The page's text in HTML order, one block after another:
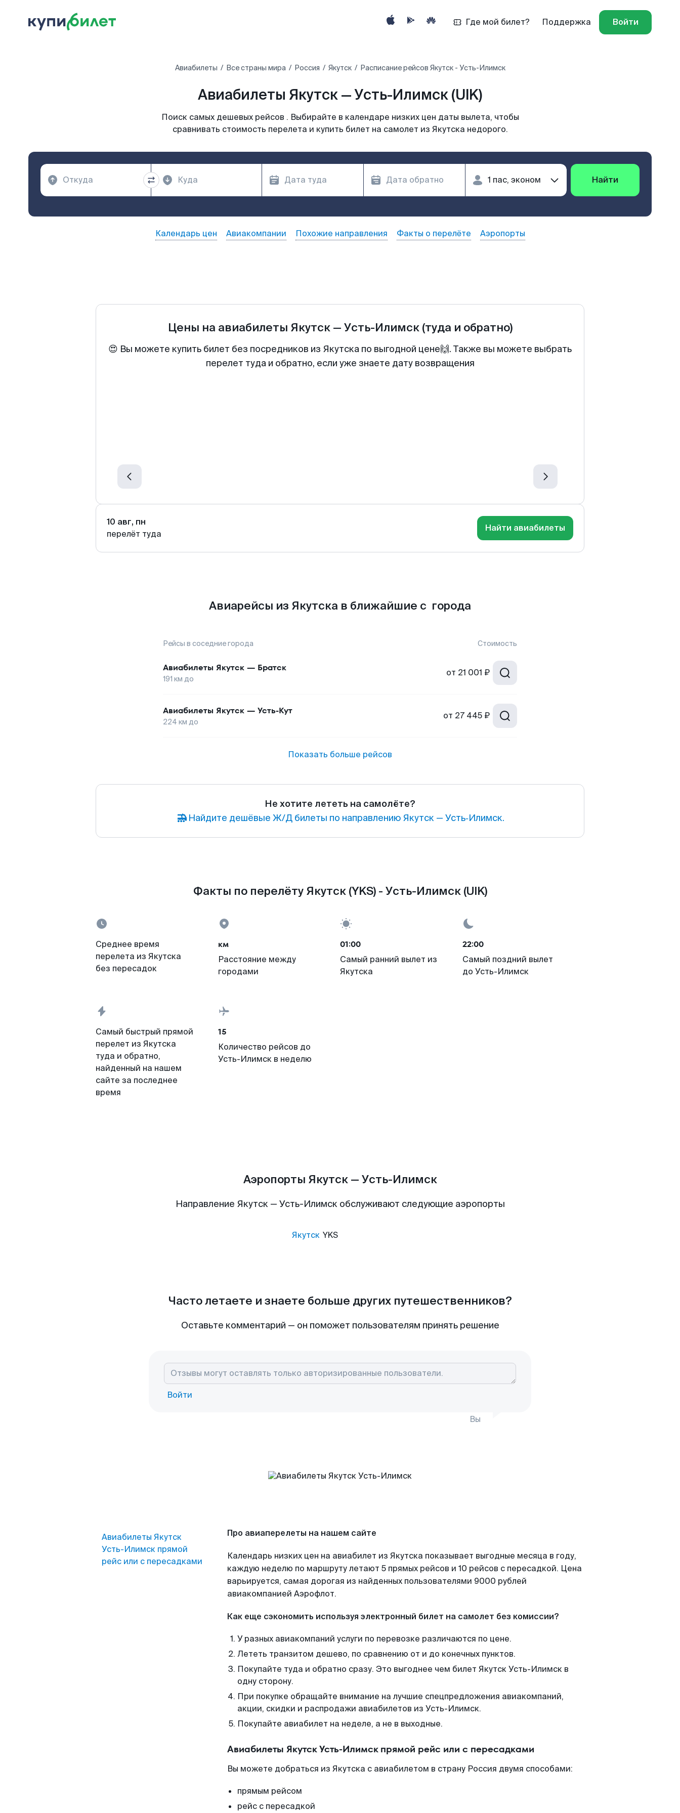
Где мой билет? Поддержка Войти
Авиабилеты Все страны мира Россия Якутск Расписание рейсов Якутск - Усть-Илимск
Авиабилеты Якутск — Усть-Илимск (UIK)
Поиск самых дешевых рейсов . Выбирайте в календаре низких цен даты вылета, чтобы
сравнивать стоимость перелета и купить билет на самолет из Якутска недорого.
Найти
Календарь цен Авиакомпании Похожие направления Факты о перелёте Аэропорты
Цены на авиабилеты Якутск— Усть-Илимск (туда и обратно)
😍 Вы можете купить билет без посредников из Якутска по выгодной цене🙌. Также вы можете выбрать
перелет туда и обратно, если уже знаете дату возвращения
10 авг, пн
перелёт туда
Найти авиабилеты
Авиарейсы из Якутска в ближайшие с города
Рейсы в соседние города Стоимость
Авиабилеты Якутск — Братск
191 км до
от 21 001 ₽
Авиабилеты Якутск — Усть-Кут
224 км до
от 27 445 ₽
Показать больше рейсов
Не хотите лететь на самолёте?
Найдите дешёвые Ж/Д билеты по направлению Якутск — Усть‑Илимск.
Факты по перелёту Якутск (YKS) - Усть-Илимск (UIK)
Среднее время
перелета из Якутска
без пересадок
км
Расстояние между
городами
01:00
Самый ранний вылет из
Якутска
22:00
Самый поздний вылет
до Усть-Илимск
Самый быстрый прямой
перелет из Якутска
туда и обратно,
найденный на нашем
сайте за последнее
время
15
Количество рейсов до
Усть-Илимск в неделю
Аэропорты Якутск — Усть-Илимск
Направление Якутск — Усть-Илимск обслуживают следующие аэропорты
Якутск YKS
Часто летаете и знаете больше других путешественников?
Оставьте комментарий — он поможет пользователям принять решение
Войти
Вы
Авиабилеты Якутск
Усть-Илимск прямой
рейс или с пересадками
Про авиаперелеты на нашем сайте
Календарь низких цен на авиабилет из Якутска показывает выгодные месяца в году,
каждую неделю по маршруту летают 5 прямых рейсов и 10 рейсов с пересадкой. Цена
варьируется, самая дорогая из найденных пользователями 9000 рублей
авиакомпанией Аэрофлот.
Как еще сэкономить используя электронный билет на самолет без комиссии?
У разных авиакомпаний услуги по перевозке различаются по цене.
Лететь транзитом дешево, по сравнению от и до конечных пунктов.
Покупайте туда и обратно сразу. Это выгоднее чем билет Якутск Усть-Илимск в
одну сторону.
При покупке обращайте внимание на лучшие спецпредложения авиакомпаний,
акции, скидки и распродажи авиабилетов из Усть-Илимск.
Покупайте авиабилет на неделе, а не в выходные.
Авиабилеты Якутск Усть-Илимск прямой рейс или с пересадками
Вы можете добраться из Якутска с авиабилетом в страну Россия двумя способами:
прямым рейсом
рейс с пересадкой